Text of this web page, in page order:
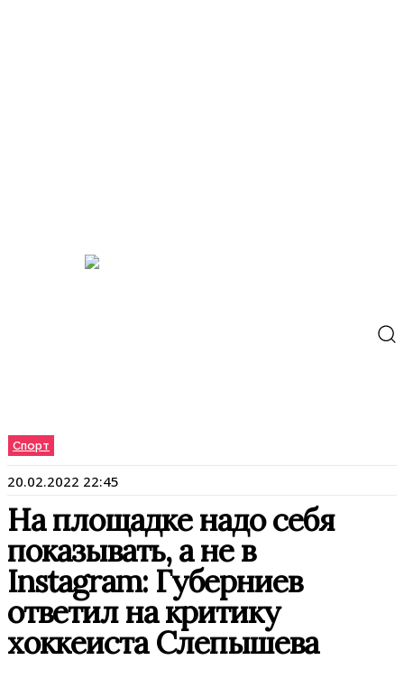
Спорт
20.02.2022 22:45
На площадке надо себя
показывать, а не в
Instagram: Губерниев
ответил на критику
хоккеиста Слепышева